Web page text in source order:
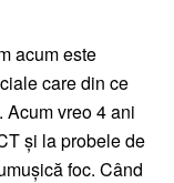
acum este
care din ce
Acum vreo 4 ani
și la probele de
foc. Când